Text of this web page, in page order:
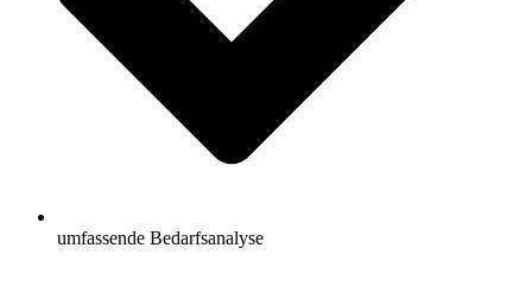
umfassende Bedarfsanalyse